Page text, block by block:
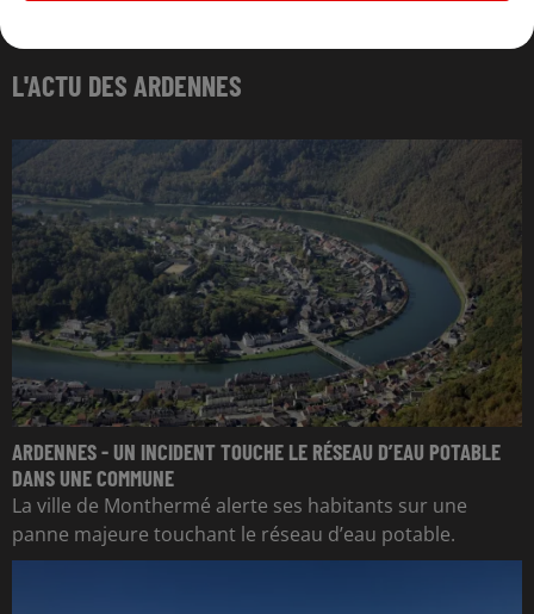
L'ACTU DES ARDENNES
ARDENNES - UN INCIDENT TOUCHE LE RÉSEAU D’EAU POTABLE
DANS UNE COMMUNE
La ville de Monthermé alerte ses habitants sur une
panne majeure touchant le réseau d’eau potable.